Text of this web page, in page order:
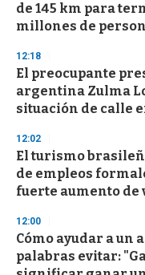
de 145 km para
millones de
12:18
El preocupante
argentina Zulma
situación de calle
12:02
El turismo
de empleos
fuerte aumento de
12:00
Cómo ayudar a un
palabras evitar: